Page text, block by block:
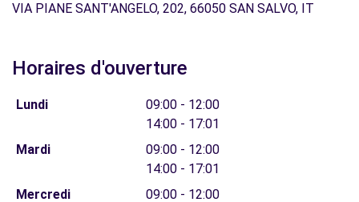
VIA PIANE SANT'ANGELO, 202, 66050 SAN SALVO, IT
Horaires d'ouverture
Lundi
09:00 - 12:00
14:00 - 17:01
Mardi
09:00 - 12:00
14:00 - 17:01
Mercredi
09:00 - 12:00